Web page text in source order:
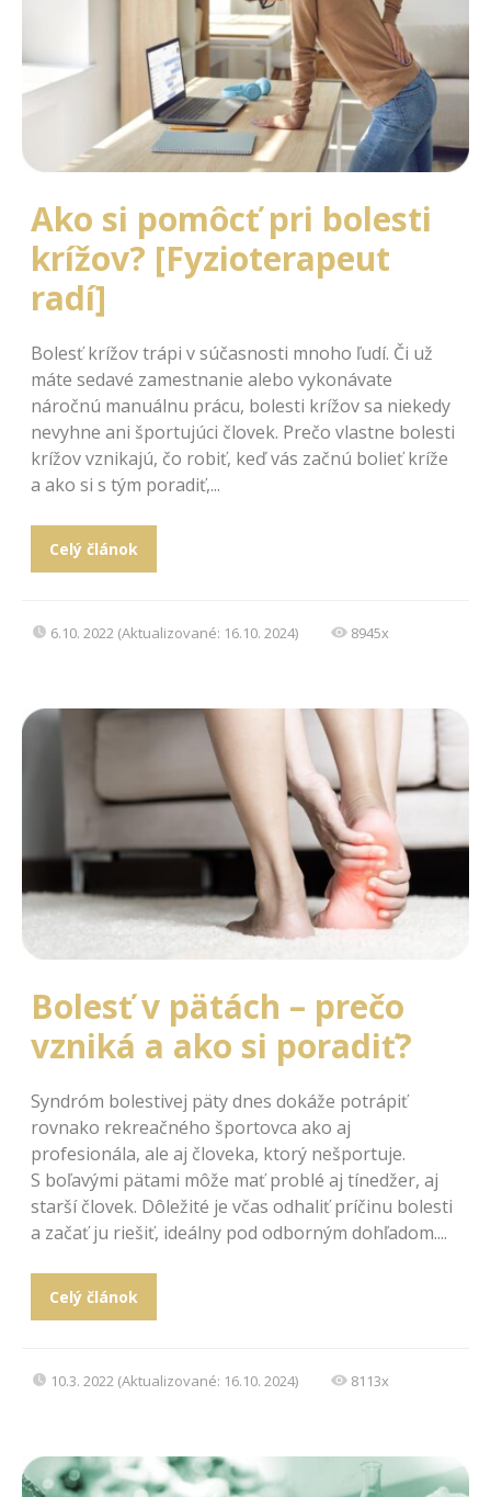
Ako si pomôcť pri bolesti
krížov? [Fyzioterapeut
radí]
Bolesť krížov trápi v súčasnosti mnoho ľudí. Či už
máte sedavé zamestnanie alebo vykonávate
náročnú manuálnu prácu, bolesti krížov sa niekedy
nevyhne ani športujúci človek. Prečo vlastne bolesti
krížov vznikajú, čo robiť, keď vás začnú bolieť kríže
a ako si s tým poradiť,...
Celý článok
6.10. 2022 (Aktualizované: 16.10. 2024) 8945x
Bolesť v pätách – prečo
vzniká a ako si poradiť?
Syndróm bolestivej päty dnes dokáže potrápiť
rovnako rekreačného športovca ako aj
profesionála, ale aj človeka, ktorý nešportuje.
S boľavými pätami môže mať problé aj tínedžer, aj
starší človek. Dôležité je včas odhaliť príčinu bolesti
a začať ju riešiť, ideálny pod odborným dohľadom....
Celý článok
10.3. 2022 (Aktualizované: 16.10. 2024) 8113x